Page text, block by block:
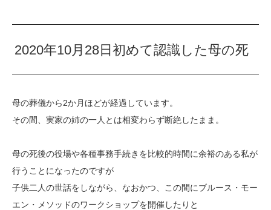
2020年10月28日初めて認識した母の死
母の葬儀から2か月ほどが経過しています。
その間、実家の姉の一人とは相変わらず断絶したまま。
母の死後の役場や各種事務手続きを比較的時間に余裕のある私が
行うことになったのですが
子供二人の世話をしながら、なおかつ、この間にブルース・モー
エン・メソッドのワークショップを開催したりと